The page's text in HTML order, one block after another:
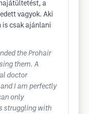
a
vagyok. Aki
is csak ajánlani
the Prohair
them. A
doctor
I am perfectly
only
struggling with